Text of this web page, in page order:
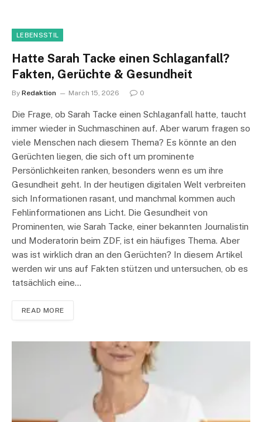
LEBENSSTIL
Hatte Sarah Tacke einen Schlaganfall?
Fakten, Gerüchte & Gesundheit
By Redaktion March 15, 2026 0
Die Frage, ob Sarah Tacke einen Schlaganfall hatte, taucht
immer wieder in Suchmaschinen auf. Aber warum fragen so
viele Menschen nach diesem Thema? Es könnte an den
Gerüchten liegen, die sich oft um prominente
Persönlichkeiten ranken, besonders wenn es um ihre
Gesundheit geht. In der heutigen digitalen Welt verbreiten
sich Informationen rasant, und manchmal kommen auch
Fehlinformationen ans Licht. Die Gesundheit von
Prominenten, wie Sarah Tacke, einer bekannten Journalistin
und Moderatorin beim ZDF, ist ein häufiges Thema. Aber
was ist wirklich dran an den Gerüchten? In diesem Artikel
werden wir uns auf Fakten stützen und untersuchen, ob es
tatsächlich eine…
READ MORE